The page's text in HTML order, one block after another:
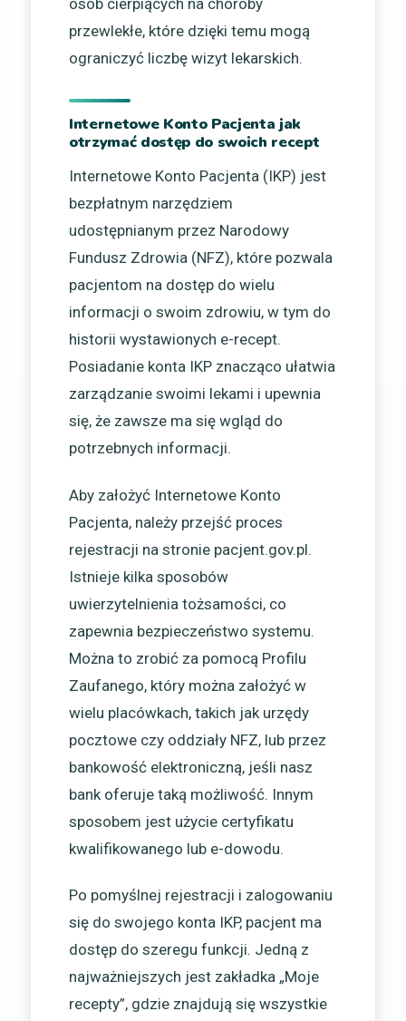
osób cierpiących na choroby
przewlekłe, które dzięki temu mogą
ograniczyć liczbę wizyt lekarskich.
Internetowe Konto Pacjenta jak
otrzymać dostęp do swoich recept
Internetowe Konto Pacjenta (IKP) jest
bezpłatnym narzędziem
udostępnianym przez Narodowy
Fundusz Zdrowia (NFZ), które pozwala
pacjentom na dostęp do wielu
informacji o swoim zdrowiu, w tym do
historii wystawionych e-recept.
Posiadanie konta IKP znacząco ułatwia
zarządzanie swoimi lekami i upewnia
się, że zawsze ma się wgląd do
potrzebnych informacji.
Aby założyć Internetowe Konto
Pacjenta, należy przejść proces
rejestracji na stronie pacjent.gov.pl.
Istnieje kilka sposobów
uwierzytelnienia tożsamości, co
zapewnia bezpieczeństwo systemu.
Można to zrobić za pomocą Profilu
Zaufanego, który można założyć w
wielu placówkach, takich jak urzędy
pocztowe czy oddziały NFZ, lub przez
bankowość elektroniczną, jeśli nasz
bank oferuje taką możliwość. Innym
sposobem jest użycie certyfikatu
kwalifikowanego lub e-dowodu.
Po pomyślnej rejestracji i zalogowaniu
się do swojego konta IKP, pacjent ma
dostęp do szeregu funkcji. Jedną z
najważniejszych jest zakładka „Moje
recepty”, gdzie znajdują się wszystkie